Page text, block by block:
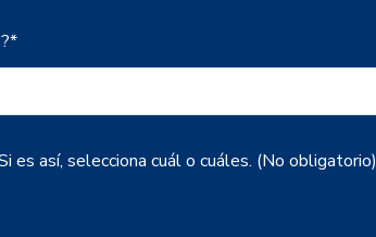
*
es así, selecciona cuál o cuáles. (No obligatorio)